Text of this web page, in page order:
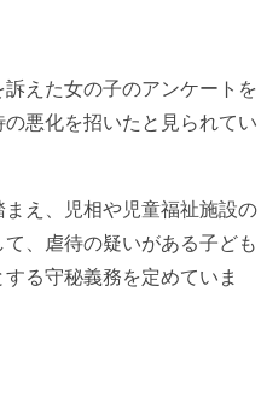
えた女の子のアンケートを
悪化を招いたと見られてい
え、児相や児童福祉施設の
、虐待の疑いがある子ども
る守秘義務を定めていま